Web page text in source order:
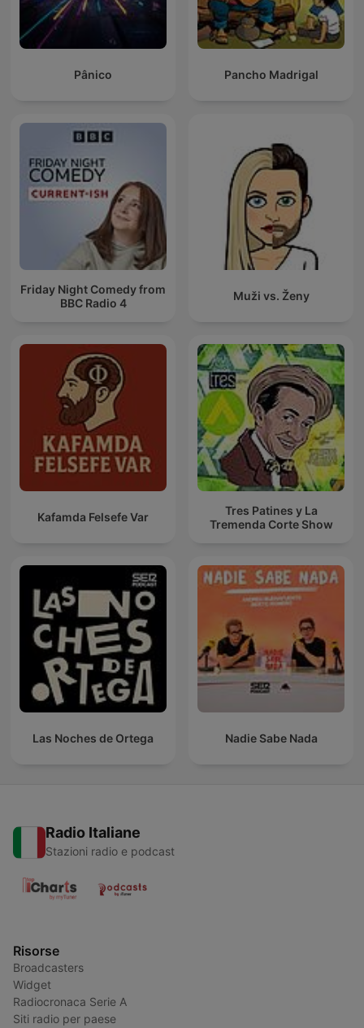
Pânico Pancho Madrigal
Friday Night Comedy from
BBC Radio 4
Muži vs. Ženy
Kafamda Felsefe Var
Tres Patines y La
Tremenda Corte Show
Las Noches de Ortega Nadie Sabe Nada
Radio Italiane
Stazioni radio e podcast
Risorse
Broadcasters
Widget
Radiocronaca Serie A
Siti radio per paese